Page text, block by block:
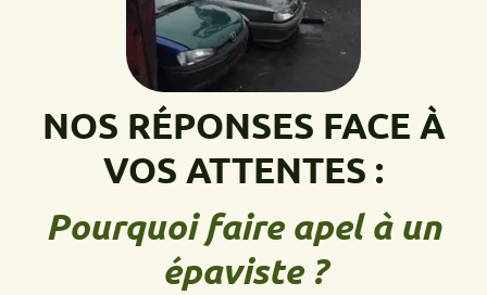
NOS RÉPONSES FACE À
VOS ATTENTES :
Pourquoi faire apel à un
épaviste ?